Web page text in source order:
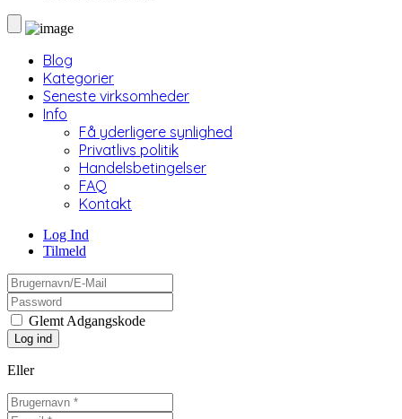
Blog
Kategorier
Seneste virksomheder
Info
Få yderligere synlighed
Privatlivs politik
Handelsbetingelser
FAQ
Kontakt
Log Ind
Tilmeld
Glemt Adgangskode
Eller